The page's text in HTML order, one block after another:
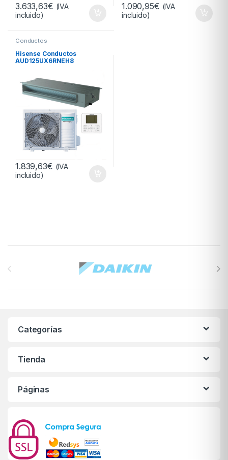
3.633,63€ (IVA
incluido)
1.090,95€ (IVA
incluido)
Conductos
Hisense Conductos
AUD125UX6RNEH8
1.839,63€ (IVA
incluido)
Categorías
Tienda
Páginas